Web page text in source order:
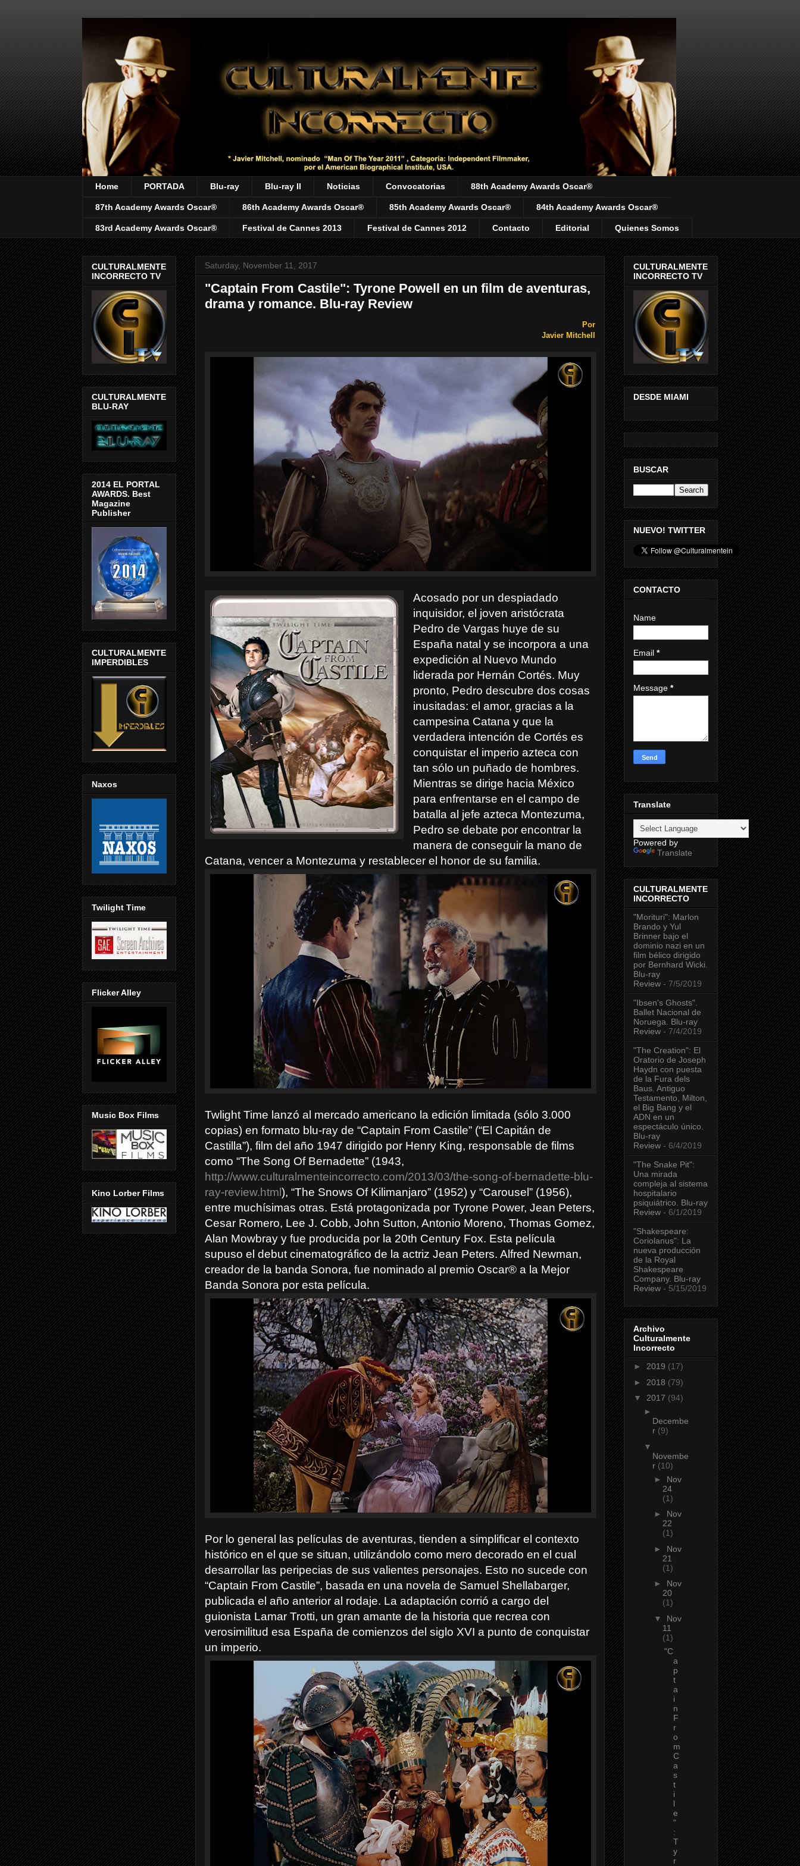
Home PORTADA Blu-ray Blu-ray II Noticias Convocatorias 88th Academy Awards Oscar®
87th Academy Awards Oscar® 86th Academy Awards Oscar® 85th Academy Awards Oscar® 84th Academy Awards Oscar®
83rd Academy Awards Oscar® Festival de Cannes 2013 Festival de Cannes 2012 Contacto Editorial Quienes Somos
Saturday, November 11, 2017
"Captain From Castile": Tyrone Powell en un film de aventuras,
drama y romance. Blu-ray Review
Por
Javier Mitchell
Acosado por un despiadado
inquisidor, el joven aristócrata
Pedro de Vargas huye de su
España natal y se incorpora a una
expedición al Nuevo Mundo
liderada por Hernán Cortés. Muy
pronto, Pedro descubre dos cosas
inusitadas: el amor, gracias a la
campesina Catana y que la
verdadera intención de Cortés es
conquistar el imperio azteca con
tan sólo un puñado de hombres.
Mientras se dirige hacia México
para enfrentarse en el campo de
batalla al jefe azteca Montezuma,
Pedro se debate por encontrar la
manera de conseguir la mano de
Catana, vencer a Montezuma y restablecer el honor de su familia.
Twlight Time lanzó al mercado americano la edición limitada (sólo 3.000
copias) en formato blu-ray de “Captain From Castile” (“El Capitán de
Castilla”), film del año 1947 dirigido por Henry King, responsable de films
como “The Song Of Bernadette” (1943,
http://www.culturalmenteincorrecto.com/2013/03/the-song-of-bernadette-blu-
ray-review.html ), “The Snows Of Kilimanjaro” (1952) y “Carousel” (1956),
entre muchísimas otras. Está protagonizada por Tyrone Power, Jean Peters,
Cesar Romero, Lee J. Cobb, John Sutton, Antonio Moreno, Thomas Gomez,
Alan Mowbray y fue producida por la 20th Century Fox. Esta película
supuso el debut cinematográfico de la actriz Jean Peters. Alfred Newman,
creador de la banda Sonora, fue nominado al premio Oscar® a la Mejor
Banda Sonora por esta película.
Por lo general las películas de aventuras, tienden a simplificar el contexto
histórico en el que se situan, utilizándolo como mero decorado en el cual
desarrollar las peripecias de sus valientes personajes. Esto no sucede con
“Captain From Castile”, basada en una novela de Samuel Shellabarger,
publicada el año anterior al rodaje. La adaptación corrió a cargo del
guionista Lamar Trotti, un gran amante de la historia que recrea con
verosimilitud esa España de comienzos del siglo XVI a punto de conquistar
un imperio.
CULTURALMENTE
INCORRECTO TV
CULTURALMENTE
BLU-RAY
2014 EL PORTAL
AWARDS. Best
Magazine
Publisher
CULTURALMENTE
IMPERDIBLES
Naxos
Twilight Time
Flicker Alley
Music Box Films
Kino Lorber Films
CULTURALMENTE
INCORRECTO TV
DESDE MIAMI
BUSCAR
NUEVO! TWITTER
CONTACTO
Name
Email *
Message *
Translate
Powered by
Translate
CULTURALMENTE
INCORRECTO
"Morituri": Marlon
Brando y Yul
Brinner bajo el
dominio nazi en un
film bélico dirigido
por Bernhard Wicki.
Blu-ray
Review - 7/5/2019
"Ibsen's Ghosts".
Ballet Nacional de
Noruega. Blu-ray
Review - 7/4/2019
"The Creation": El
Oratorio de Joseph
Haydn con puesta
de la Fura dels
Baus. Antiguo
Testamento, Milton,
el Big Bang y el
ADN en un
espectáculo único.
Blu-ray
Review - 6/4/2019
"The Snake Pit":
Una mirada
compleja al sistema
hospitalario
psiquiátrico. Blu-ray
Review - 6/1/2019
"Shakespeare:
Coriolanus": La
nueva producción
de la Royal
Shakespeare
Company. Blu-ray
Review - 5/15/2019
Archivo
Culturalmente
Incorrecto
► 2019 (17)
► 2018 (79)
▼ 2017 (94)
►
Decembe
r (9)
▼
Novembe
r (10)
► Nov
24
(1)
► Nov
22
(1)
► Nov
21
(1)
► Nov
20
(1)
▼ Nov
11
(1)
"C
a
p
t
a
i
n
F
r
o
m
C
a
s
t
i
l
e
"
:
T
y
r